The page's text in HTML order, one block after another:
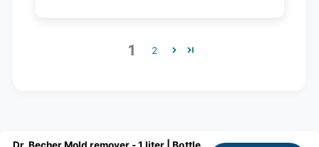
1 2